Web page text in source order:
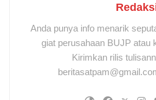
Anda punya info menarik
giat perusahaan BUJP atau
Kirimkan rilis